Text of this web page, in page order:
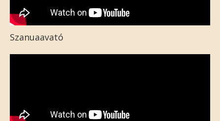
Szanuaavató